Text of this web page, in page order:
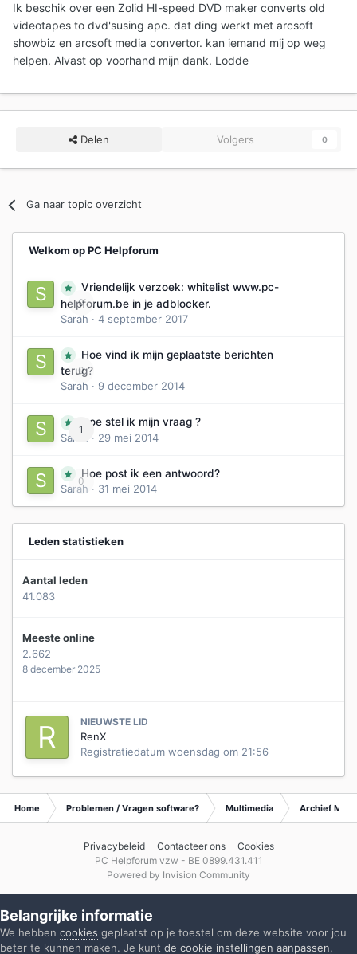
Ik beschik over een Zolid HI-speed DVD maker converts old
videotapes to dvd'susing apc. dat ding werkt met arcsoft
showbiz en arcsoft media convertor. kan iemand mij op weg
helpen. Alvast op voorhand mijn dank. Lodde
Delen Volgers 0
Ga naar topic overzicht
Welkom op PC Helpforum
0
Vriendelijk verzoek: whitelist www.pc-
helpforum.be in je adblocker.
Sarah · 4 september 2017
0
Hoe vind ik mijn geplaatste berichten
terug?
Sarah · 9 december 2014
1
Hoe stel ik mijn vraag ?
Sarah
· 29 mei 2014
0
Hoe post ik een antwoord?
Sarah · 31 mei 2014
Leden statistieken
Aantal leden
41.083
Meeste online
2.662
8 december 2025
NIEUWSTE LID
RenX
Registratiedatum woensdag om 21:56
Home Problemen / Vragen software? Multimedia Archief
Privacybeleid Contacteer ons
Cookies
PC Helpforum vzw - BE 0899.431.411
Powered by Invision Community
Belangrijke informatie
We hebben cookies geplaatst op je toestel om deze website voor jou
beter te kunnen maken. Je kunt de cookie instellingen aanpassen,